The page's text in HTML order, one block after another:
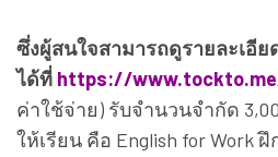
ซึ่งผู้สนใจสามารถดูรายละเอี
ได้ที่ https://
ค่าใช้จ่าย) รับจำนวนจำกัด
ให้เรียน คือ English for Work